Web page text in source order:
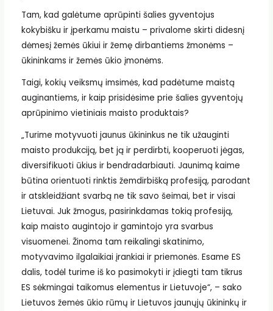
Tam, kad galėtume aprūpinti šalies gyventojus
kokybišku ir įperkamu maistu – privalome skirti didesnį
dėmesį žemės ūkiui ir žemę dirbantiems žmonėms –
ūkininkams ir žemės ūkio įmonėms.
Taigi, kokių veiksmų imsimės, kad padėtume maistą
auginantiems, ir kaip prisidėsime prie šalies gyventojų
aprūpinimo vietiniais maisto produktais?
„Turime motyvuoti jaunus ūkininkus ne tik užauginti
maisto produkciją, bet ją ir perdirbti, kooperuoti jėgas,
diversifikuoti ūkius ir bendradarbiauti. Jaunimą kaime
būtina orientuoti rinktis žemdirbišką profesiją, parodant
ir atskleidžiant svarbą ne tik savo šeimai, bet ir visai
Lietuvai. Juk žmogus, pasirinkdamas tokią profesiją,
kaip maisto augintojo ir gamintojo yra svarbus
visuomenei. Žinoma tam reikalingi skatinimo,
motyvavimo ilgalaikiai įrankiai ir priemonės. Esame ES
dalis, todėl turime iš ko pasimokyti ir įdiegti tam tikrus
ES sėkmingai taikomus elementus ir Lietuvoje“, – sako
Lietuvos žemės ūkio rūmų ir Lietuvos jaunųjų ūkininkų ir